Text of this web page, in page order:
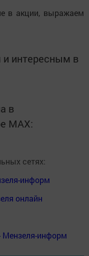
в акции, выражаем
интересным в
в
MАХ:
сетях:
информ
онлайн
Мензеля-информ